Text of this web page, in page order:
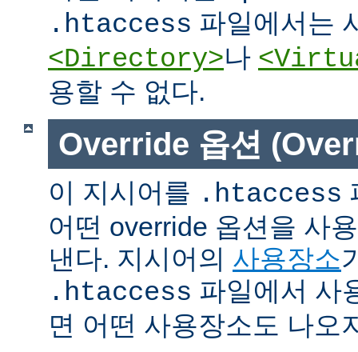
.htaccess 파일에서는
<Directory>나
용할 수 없다.
Override 옵션
이 지시어를 .htaccess
어떤 override 옵션을 사
낸다. 지시어의 사용장소
.htaccess 파일에서 사
면 어떤 사용장소도 나오